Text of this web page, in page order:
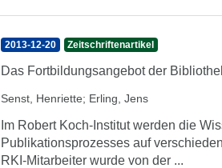
2013-12-20 Zeitschriftenartikel
Das Fortbildungsangebot der
Senst, Henriette; Erling, Jens
Im Robert Koch-Institut werden die
Publikationsprozesses auf
RKI-Mitarbeiter wurde von der ...